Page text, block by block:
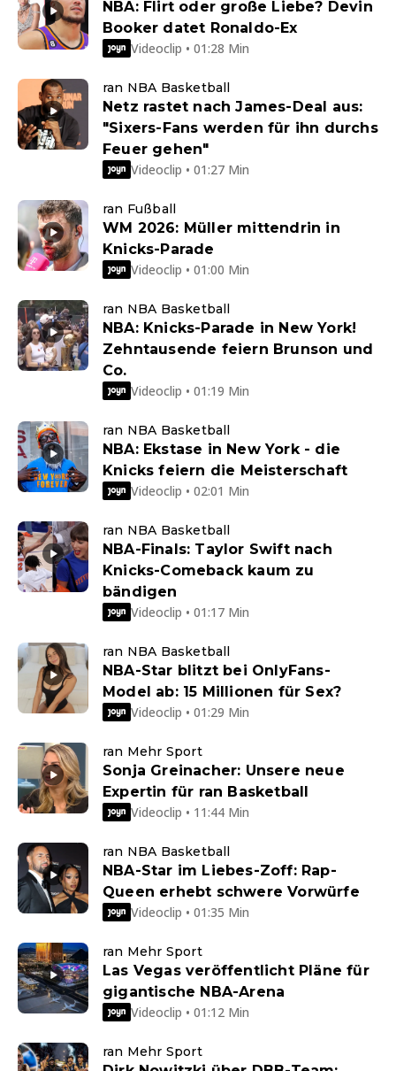
NBA: Flirt oder große Liebe? Devin
Booker datet Ronaldo-Ex
Videoclip • 01:28 Min
ran NBA Basketball
Netz rastet nach James-Deal aus:
"Sixers-Fans werden für ihn durchs
Feuer gehen"
Videoclip • 01:27 Min
ran Fußball
WM 2026: Müller mittendrin in
Knicks-Parade
Videoclip • 01:00 Min
ran NBA Basketball
NBA: Knicks-Parade in New York!
Zehntausende feiern Brunson und
Co.
Videoclip • 01:19 Min
ran NBA Basketball
NBA: Ekstase in New York - die
Knicks feiern die Meisterschaft
Videoclip • 02:01 Min
ran NBA Basketball
NBA-Finals: Taylor Swift nach
Knicks-Comeback kaum zu
bändigen
Videoclip • 01:17 Min
ran NBA Basketball
NBA-Star blitzt bei OnlyFans-
Model ab: 15 Millionen für Sex?
Videoclip • 01:29 Min
ran Mehr Sport
Sonja Greinacher: Unsere neue
Expertin für ran Basketball
Videoclip • 11:44 Min
ran NBA Basketball
NBA-Star im Liebes-Zoff: Rap-
Queen erhebt schwere Vorwürfe
Videoclip • 01:35 Min
ran Mehr Sport
Las Vegas veröffentlicht Pläne für
gigantische NBA-Arena
Videoclip • 01:12 Min
ran Mehr Sport